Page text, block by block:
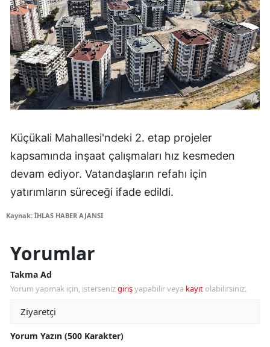
Küçükali Mahallesi'ndeki 2. etap projeler
kapsamında inşaat çalışmaları hız kesmeden
devam ediyor. Vatandaşların refahı için
yatırımların süreceği ifade edildi.
Kaynak: İHLAS HABER AJANSI
Yorumlar
Takma Ad
Yorum yapmak için, istersenizgirişyapabilir veya kayıt olabilirsiniz.
Yorum Yazın (500 Karakter)